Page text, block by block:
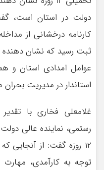
دولت در استان است،
کارنامه درخشانی از
ثبت رسید که نشان دهنده
عوامل امدادی استان و
استاندار در مدیریت
غلامعلی فخاری با
رستمی، نماینده عالی
12 روزه گفت: از آنجایی
توجه به کارآمدی،